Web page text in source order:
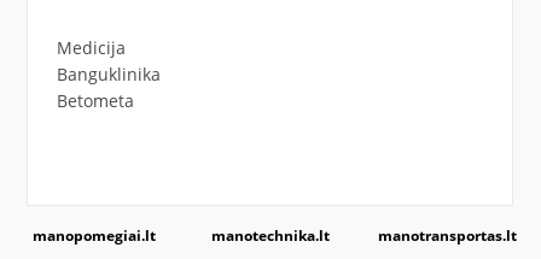
Medicija
Banguklinika
Betometa
manopomegiai.lt manotechnika.lt manotransportas.lt